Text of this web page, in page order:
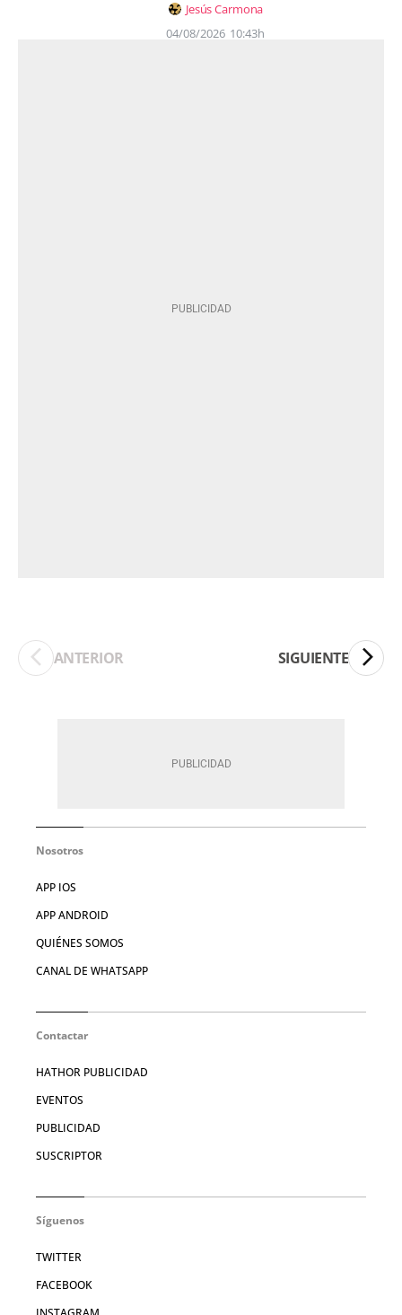
Jesús Carmona
04/08/2026 10:43h
ANTERIOR SIGUIENTE
Nosotros
APP IOS
APP ANDROID
QUIÉNES SOMOS
CANAL DE WHATSAPP
Contactar
HATHOR PUBLICIDAD
EVENTOS
PUBLICIDAD
SUSCRIPTOR
Síguenos
TWITTER
FACEBOOK